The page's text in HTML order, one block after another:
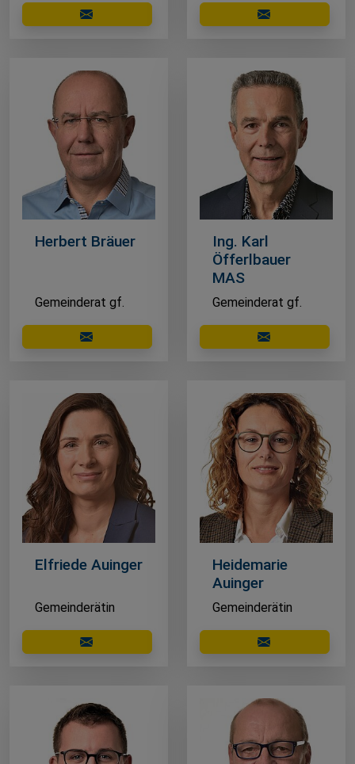
E-Mail schreiben E-Mail
Herbert Bräuer
Gemeinderat gf.
E-Mail schreiben
Ing. Karl
Öfferlbauer
MAS
Gemeinderat gf.
E-Mail
Elfriede Auinger
Gemeinderätin
E-Mail schreiben
Heidemarie
Auinger
Gemeinderätin
E-Mail